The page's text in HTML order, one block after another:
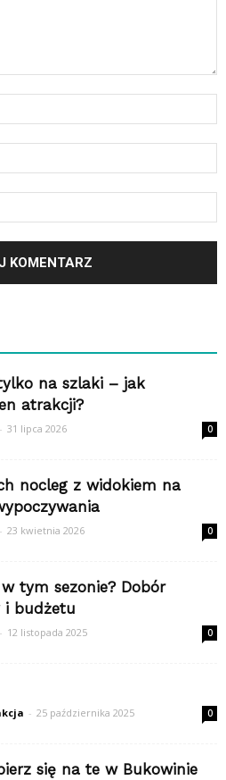
na szlaki – jak
atrakcji?
- 31 lipca 2026 0
nocleg z widokiem na
- 23 kwietnia 2026 0
tym sezonie? Dobór
i budżetu
- 12 listopada 2025 0
- 25 października 2025 0
się na te w Bukowinie